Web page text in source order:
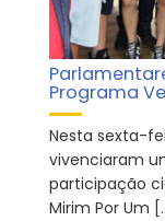
Programa
Nesta sexta-
vivenciaram
participação
Mirim Por Um